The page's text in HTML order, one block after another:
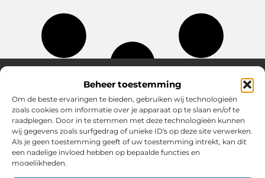
Beheer toestemming
Om de beste ervaringen te bieden, gebruiken wij technologieën
zoals cookies om informatie over je apparaat op te slaan en/of te
raadplegen. Door in te stemmen met deze technologieën kunnen
wij gegevens zoals surfgedrag of unieke ID's op deze site verwerken.
Als je geen toestemming geeft of uw toestemming intrekt, kan dit
een nadelige invloed hebben op bepaalde functies en
mogelijkheden.
Over Chobmak
Jouw gids voor inspiratie en tips uit het dagelijks leven.
Ontdek een brede verzameling blogs en artikelen die je helpen
om het meeste uit elke dag te halen, met praktische adviezen
en verrassende inzichten.
Bericht categorie